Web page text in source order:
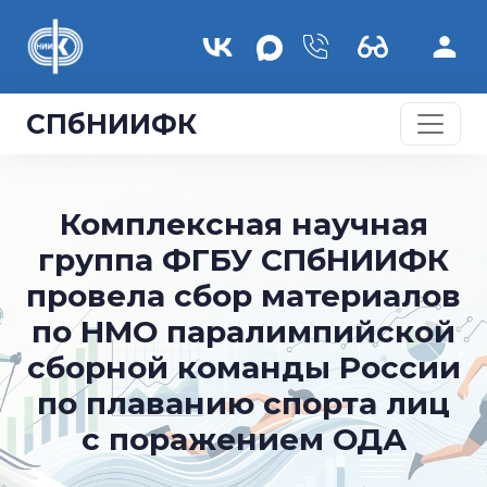
СПбНИИФК
Комплексная научная
группа ФГБУ СПбНИИФК
провела сбор материалов
по НМО паралимпийской
сборной команды России
по плаванию спорта лиц
с поражением ОДА